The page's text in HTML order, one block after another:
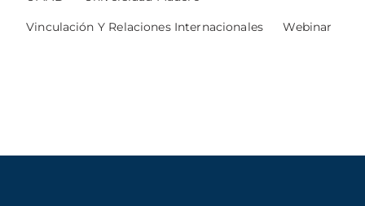
Vinculación Y Relaciones Internacionales Webinar